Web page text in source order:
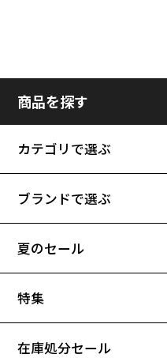
商品を探す
カテゴリで選ぶ
ブランドで選ぶ
夏のセール
特集
在庫処分セール